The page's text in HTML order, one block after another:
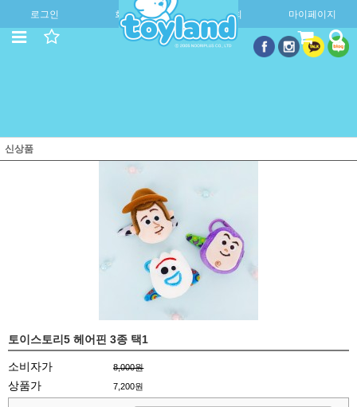
로그인 회원가입 주문조회 마이페이지
신상품
토이스토리5 헤어핀 3종 택1
소비자가 8,000원
상품가 7,200원